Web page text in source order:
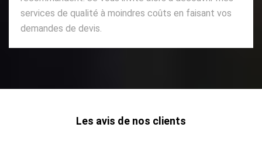
services de qualité à moindres coûts en faisant vos
demandes de devis.
Les avis de nos clients